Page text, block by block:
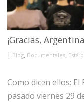
¡Gracias,
| Blog, Documentales, Está
Como dicen ellos:
pasado viernes 29